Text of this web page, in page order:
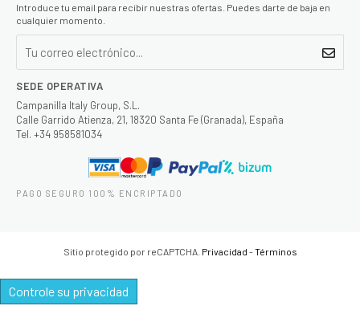
Introduce tu email para recibir nuestras ofertas. Puedes darte de baja en
cualquier momento.
SEDE OPERATIVA
Campanilla Italy Group, S.L.
Calle Garrido Atienza, 21, 18320 Santa Fe (Granada), España
Tel. +34 958581034
PAGO SEGURO 100% ENCRIPTADO
Sitio protegido por reCAPTCHA. Privacidad -Términos
Controle su privacidad